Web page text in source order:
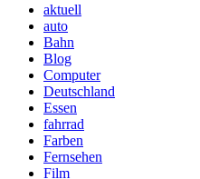
aktuell
auto
Bahn
Blog
Computer
Deutschland
Essen
fahrrad
Farben
Fernsehen
Film